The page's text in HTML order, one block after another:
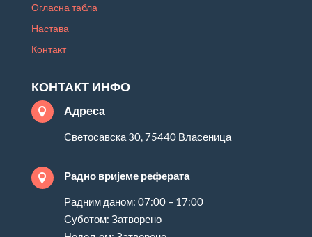
Огласна табла
Настава
Контакт
КОНТАКТ ИНФО
 Адреса
Светосавска 30, 75440 Власеница
 Радно вријеме реферата
Радним даном: 07:00 – 17:00
Суботом: Затворено